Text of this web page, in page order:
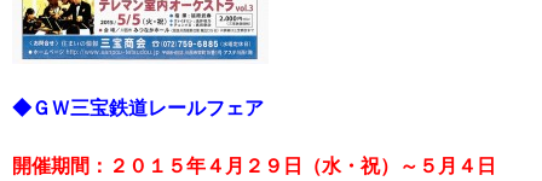
◆ＧＷ三宝鉄道レールフェア
開催期間：２０１５年４月２９日（水・祝）～５月４日